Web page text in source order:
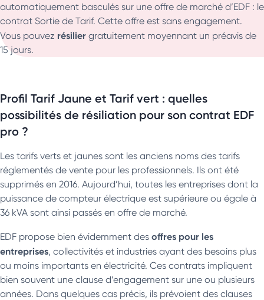
automatiquement basculés sur une offre de marché d’EDF : le
contrat Sortie de Tarif. Cette offre est sans engagement.
Vous pouvez résilier gratuitement moyennant un préavis de
15 jours.
Profil Tarif Jaune et Tarif vert : quelles
possibilités de résiliation pour son contrat EDF
pro ?
Les tarifs verts et jaunes sont les anciens noms des tarifs
réglementés de vente pour les professionnels. Ils ont été
supprimés en 2016. Aujourd’hui, toutes les entreprises dont la
puissance de compteur électrique est supérieure ou égale à
36 kVA sont ainsi passés en offre de marché.
EDF propose bien évidemment des offres pour les
entreprises, collectivités et industries ayant des besoins plus
ou moins importants en électricité. Ces contrats impliquent
bien souvent une clause d’engagement sur une ou plusieurs
années. Dans quelques cas précis, ils prévoient des clauses